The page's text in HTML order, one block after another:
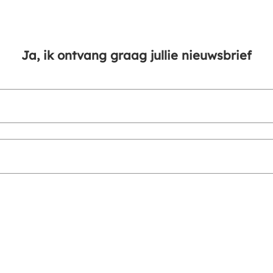
Ja, ik ontvang graag jullie nieuwsbrief